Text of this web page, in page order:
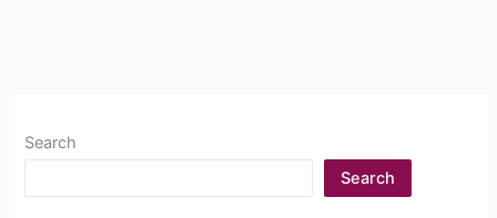
Search
Search